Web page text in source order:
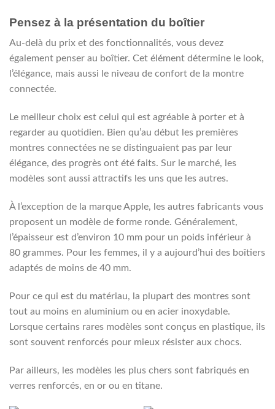
produit
variations.
options
peuvent
être
la
produit
a
variations.
Les
options
choisies
page
du
produit
Pensez à la présentation du boîtier
Au-delà du prix et des fonctionnalités, vous devez
également penser au boîtier. Cet élément détermine le look,
l’élégance, mais aussi le niveau de confort de la montre
connectée.
Le meilleur choix est celui qui est agréable à porter et à
regarder au quotidien. Bien qu’au début les premières
montres connectées ne se distinguaient pas par leur
élégance, des progrès ont été faits. Sur le marché, les
modèles sont aussi attractifs les uns que les autres.
À l’exception de la marque Apple, les autres fabricants vous
proposent un modèle de forme ronde. Généralement,
l’épaisseur est d’environ 10 mm pour un poids inférieur à
80 grammes. Pour les femmes, il y a aujourd’hui des boîtiers
adaptés de moins de 40 mm.
Pour ce qui est du matériau, la plupart des montres sont
tout au moins en aluminium ou en acier inoxydable.
Lorsque certains rares modèles sont conçus en plastique, ils
sont souvent renforcés pour mieux résister aux chocs.
Par ailleurs, les modèles les plus chers sont fabriqués en
verres renforcés, en or ou en titane.